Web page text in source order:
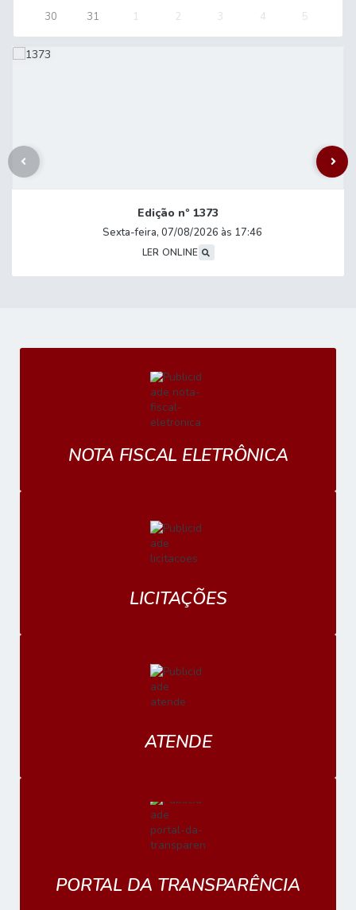
30 31 1 2 3 4 5
Edição nº 1373
Sexta-feira 07/08/2026 17:46
LER ONLINE
NOTA FISCAL ELETRÔNICA
LICITAÇÕES
ATENDE
PORTAL DA TRANSPARÊNCIA